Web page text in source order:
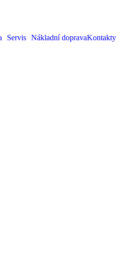
Servis Nákladní dopravaKontakty